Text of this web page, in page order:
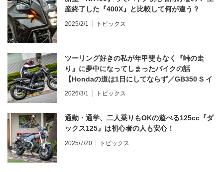
産終了した『400X』と比較して何が違う？
2025/2/1 トピックス
ツーリング好きの私が年甲斐もなく『峠の走
り』に夢中になってしまったバイクの話
【Hondaの道は1日にしてならず／GB350 S イ
ンプレ・レビュー 前編】
2026/3/1 トピックス
通勤・通学、二人乗りもOKの遊べる125cc『ダ
ックス125』は初心者の人も安心！
2025/7/20 トピックス